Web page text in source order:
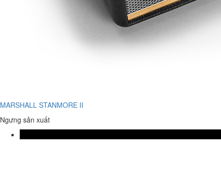
MARSHALL STANMORE II
Ngưng sản xuất